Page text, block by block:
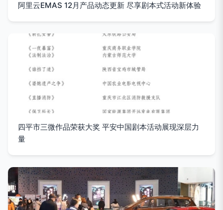
阿里云EMAS 12月产品动态更新 尽享剧本式活动新体验
四平市三微作品荣获大奖 平安中国剧本活动展现深层力
量